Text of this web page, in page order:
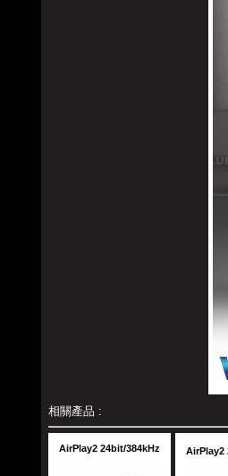
相關產品 :
AirPlay2 24bit/384kHz AirPlay2